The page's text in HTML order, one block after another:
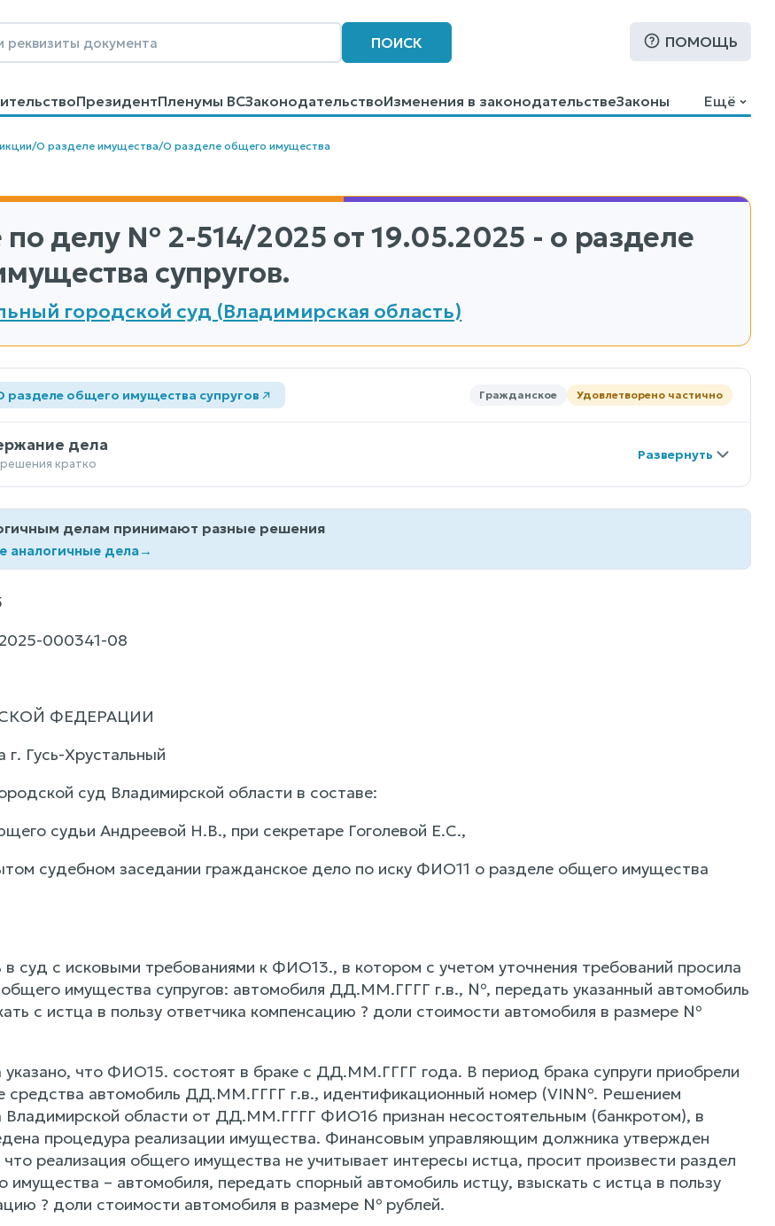
ПОИСК ПОМОЩЬ
ПрезидентПленумы ВСЗаконодательствоИзменения в законодательствеЗаконы
КонтактыПомощьПоиск
Ещё
/О разделе имущества/О разделе общего имущества
делу № 2-514/2025 от 19.05.2025 - о разделе
супругов.
городской суд (Владимирская область)
разделе общего имущества супругов Гражданское Удовлетворено частично
дела
кратко
делам принимают разные решения
аналогичные дела→
000341-08
ФЕДЕРАЦИИ
г. Гусь-Хрустальный
суд Владимирской области в составе:
судьи Андреевой Н.В., при секретаре Гоголевой Е.С.,
судебном заседании гражданское дело по иску ФИО11 о разделе общего имущества
суд с исковыми требованиями к ФИО13., в котором с учетом уточнения требований просила
имущества супругов: автомобиля ДД.ММ.ГГГГ г.в., №, передать указанный автомобиль
с истца в пользу ответчика компенсацию ? доли стоимости автомобиля в размере №
указано, что ФИО15. состоят в браке с ДД.ММ.ГГГГ года. В период брака супруги приобрели
средства автомобиль ДД.ММ.ГГГГ г.в., идентификационный номер (VIN№. Решением
Владимирской области от ДД.ММ.ГГГГ ФИО16 признан несостоятельным (банкротом), в
процедура реализации имущества. Финансовым управляющим должника утвержден
реализация общего имущества не учитывает интересы истца, просит произвести раздел
имущества – автомобиля, передать спорный автомобиль истцу, взыскать с истца в пользу
? доли стоимости автомобиля в размере № рублей.